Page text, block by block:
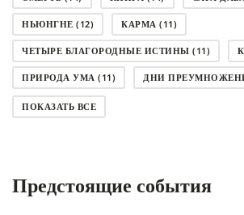
НЬЮНГНЕ (12) КАРМА (11)
ЧЕТЫРЕ БЛАГОРОДНЫЕ ИСТИНЫ (11)
ПРИРОДА УМА (11) ДНИ
СОВЕТ(10)
АНАЛИТИЧЕСКАЯ МЕДИТАЦИЯ(7)
ПОКАЗАТЬ ВСЕ
Предстоящие события